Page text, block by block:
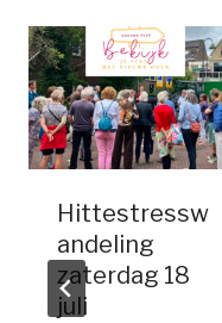
Hittestressw
andeling
zaterdag 18
juli